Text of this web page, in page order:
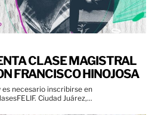
CLASE MAGISTRAL
FRANCISCO HINOJOSA
es necesario inscribirse en
https://tinyurl.com/TalleresClasesFELIF. Ciudad Juárez,...